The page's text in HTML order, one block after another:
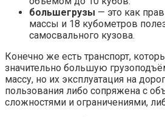
большегрузы — это как
массы и 18 кубометров
самосвального кузова.
Конечно же есть транспорт,
значительно большую
массу, но их эксплуатация на
пользования либо сопряжена с
сложностями и ограничениями,